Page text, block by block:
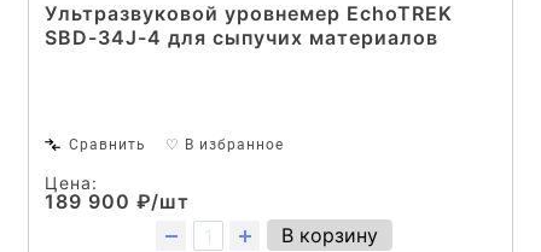
Ультразвуковой уровнемер EchoTREK
SBD-34J-4 для сыпучих материалов
Сравнить ♡ В избранное
Цена:
189 900 ₽/шт
В корзину